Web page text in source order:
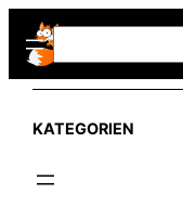
Zum
Inhalt
springen
Search
KATEGORIEN